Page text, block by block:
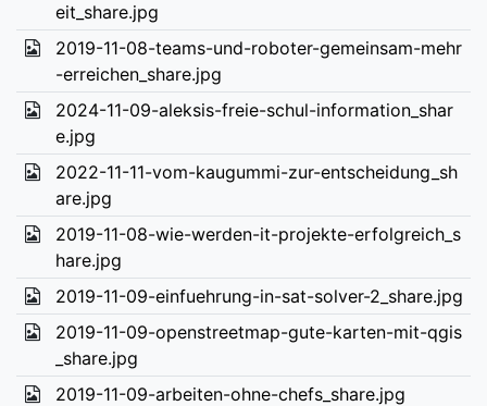
eit_share.jpg
2019-11-08-teams-und-roboter-gemeinsam-mehr
-erreichen_share.jpg
2024-11-09-aleksis-freie-schul-information_shar
e.jpg
2022-11-11-vom-kaugummi-zur-entscheidung_sh
are.jpg
2019-11-08-wie-werden-it-projekte-erfolgreich_s
hare.jpg
2019-11-09-einfuehrung-in-sat-solver-2_share.jpg
2019-11-09-openstreetmap-gute-karten-mit-qgis
_share.jpg
2019-11-09-arbeiten-ohne-chefs_share.jpg